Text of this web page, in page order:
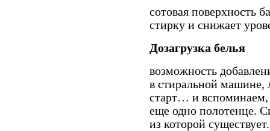
сотовая поверхность
стирку и снижает
Дозагрузка белья
возможность
в стиральной
старт… и вспоминаем,
еще одно полотенце.
из которой существует.